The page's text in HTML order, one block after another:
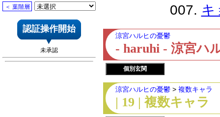
007. キ
涼宮ハルヒの憂鬱
- haruhi - 涼宮ハ
個別玄関
涼宮ハルヒの憂鬱 > 複数キャラ
| 19 | 複数キャラ
＜ 葉階層
認証操作開始
未承認